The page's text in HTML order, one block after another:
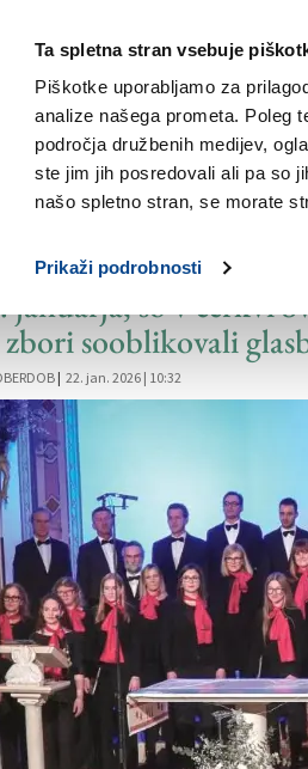
Ta spletna stran vsebuje
Piškotke uporabljamo za
analize našega prometa. Poleg
področja družbenih medijev,
ste jim jih posredovali ali pa so
našo spletno stran, se morate
Prikaži podrobnosti
četrtek,
6. avgusta 2026
petjem
januarja, so v cerkvi
sooblikovali
| 22. jan. 2026 | 10:32